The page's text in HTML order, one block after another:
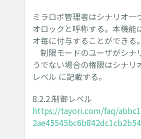
ミラロボ管理者はシナリオ
オロックと呼称する。本機能
オ毎に付与することができる。
制限モードのユーザがシナ
うでない場合の権限はシナ
レベル に記載する。
8.2.2.制御レベル
https://tayori.com/faq/